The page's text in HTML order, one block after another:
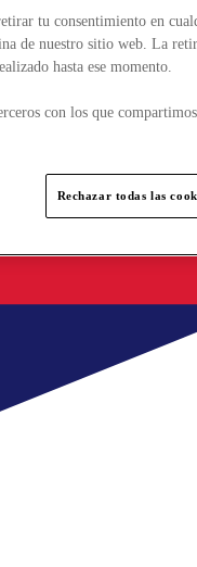
tu consentimiento en
de nuestro sitio web. La
hasta ese momento.
con los que
Rechazar todas las